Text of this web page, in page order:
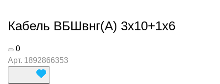
Кабель ВБШвнг(А) 3х10+1х6
0
Арт. 1892866353